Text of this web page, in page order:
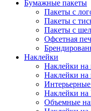
Бумажные пакеты
Пакеты с
Пакеты с
Пакеты с
Офсетная
Наклейки
Наклейки
Наклейки на
Наклейки
Объемные